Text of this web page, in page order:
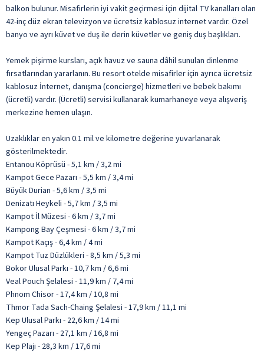
balkon bulunur. Misafirlerin iyi vakit geçirmesi için dijital TV kanalları olan
42-inç düz ekran televizyon ve ücretsiz kablosuz internet vardır. Özel
banyo ve ayrı küvet ve duş ile derin küvetler ve geniş duş başlıkları.
Yemek pişirme kursları, açık havuz ve sauna dâhil sunulan dinlenme
fırsatlarından yararlanın. Bu resort otelde misafirler için ayrıca ücretsiz
kablosuz İnternet, danışma (concierge) hizmetleri ve bebek bakımı
(ücretli) vardır. (Ücretli) servisi kullanarak kumarhaneye veya alışveriş
merkezine hemen ulaşın.
Uzaklıklar en yakın 0.1 mil ve kilometre değerine yuvarlanarak
gösterilmektedir.
Entanou Köprüsü - 5,1 km / 3,2 mi
Kampot Gece Pazarı - 5,5 km / 3,4 mi
Büyük Durian - 5,6 km / 3,5 mi
Denizatı Heykeli - 5,7 km / 3,5 mi
Kampot İl Müzesi - 6 km / 3,7 mi
Kampong Bay Çeşmesi - 6 km / 3,7 mi
Kampot Kaçış - 6,4 km / 4 mi
Kampot Tuz Düzlükleri - 8,5 km / 5,3 mi
Bokor Ulusal Parkı - 10,7 km / 6,6 mi
Veal Pouch Şelalesi - 11,9 km / 7,4 mi
Phnom Chisor - 17,4 km / 10,8 mi
Thmor Tada Sach-Chaing Şelalesi - 17,9 km / 11,1 mi
Kep Ulusal Parkı - 22,6 km / 14 mi
Yengeç Pazarı - 27,1 km / 16,8 mi
Kep Plajı - 28,3 km / 17,6 mi